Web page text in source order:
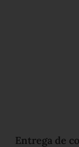
Entrega de